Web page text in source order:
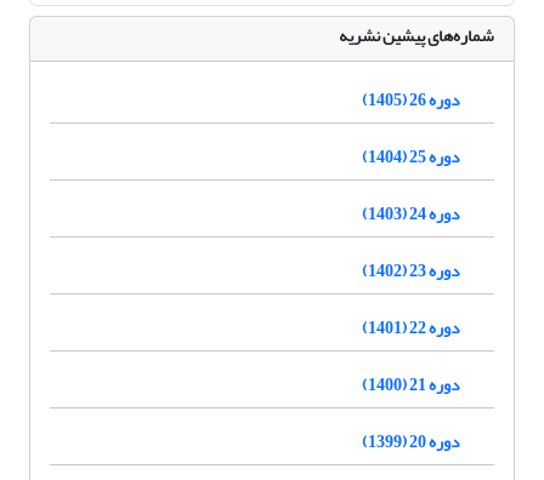
شماره‌های پیشین نشریه
دوره 26 (1405)
دوره 25 (1404)
دوره 24 (1403)
دوره 23 (1402)
دوره 22 (1401)
دوره 21 (1400)
دوره 20 (1399)